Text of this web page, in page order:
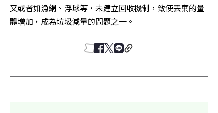
又或者如漁網、浮球等，未建立回收機制，致使丟棄的量
體增加，成為垃圾減量的問題之一。